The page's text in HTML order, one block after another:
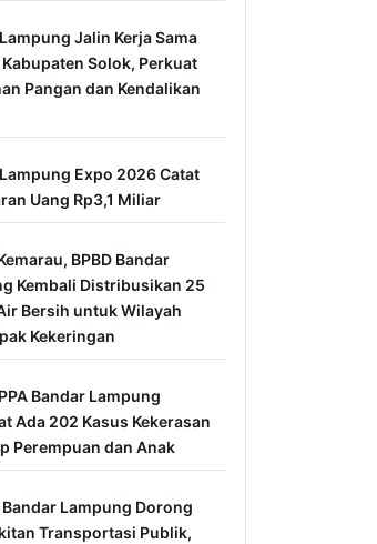
Jalin Kerja Sama
Solok, Perkuat
Pangan dan Kendalikan
Expo 2026 Catat
Uang Rp3,1 Miliar
BPBD Bandar
Kembali Distribusikan 25
Bersih untuk Wilayah
Kekeringan
Bandar Lampung
Ada 202 Kasus Kekerasan
Perempuan dan Anak
Lampung Dorong
Transportasi Publik,